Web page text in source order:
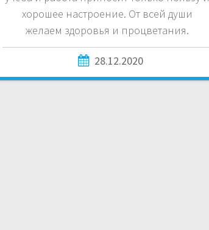
хорошее настроение. От всей души
желаем здоровья и процветания.
28.12.2020